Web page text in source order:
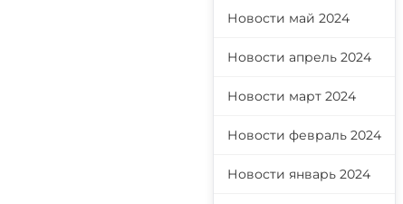
Новости май 2024
Новости апрель 2024
Новости март 2024
Новости февраль 2024
Новости январь 2024